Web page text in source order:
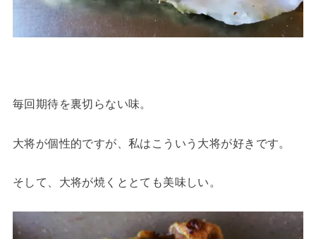
毎回期待を裏切らない味。
大将が個性的ですが、私はこういう大将が好きです。
そして、大将が焼くととても美味しい。